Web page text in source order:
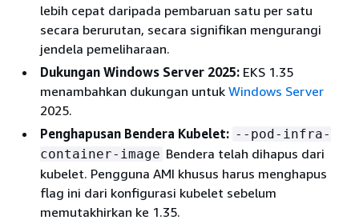
lebih cepat daripada pembaruan satu per satu
secara berurutan, secara signifikan mengurangi
jendela pemeliharaan.
Dukungan Windows Server 2025: EKS 1.35
menambahkan dukungan untuk Windows Server
2025.
Penghapusan Bendera Kubelet: --pod-infra-
container-image Bendera telah dihapus dari
kubelet. Pengguna AMI khusus harus menghapus
flag ini dari konfigurasi kubelet sebelum
memutakhirkan ke 1.35.